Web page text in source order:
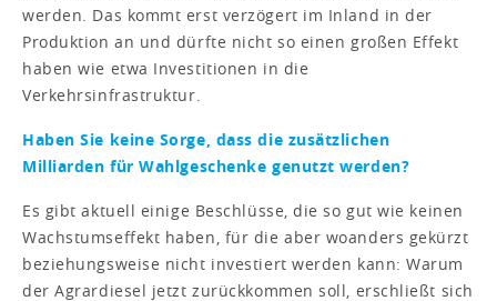
werden. Das kommt erst verzögert im Inland in der
Produktion an und dürfte nicht so einen großen Effekt
haben wie etwa Investitionen in die
Verkehrsinfrastruktur.
Haben Sie keine Sorge, dass die zusätzlichen
Milliarden für Wahlgeschenke genutzt werden?
Es gibt aktuell einige Beschlüsse, die so gut wie keinen
Wachstumseffekt haben, für die aber woanders gekürzt
beziehungsweise nicht investiert werden kann: Warum
der Agrardiesel jetzt zurückkommen soll, erschließt sich